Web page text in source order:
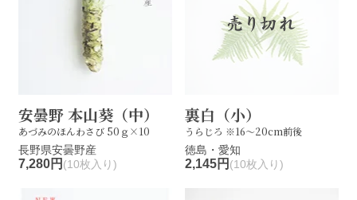
安曇野 本山葵（中）
あづみのほんわさび 50ｇ×10
長野県安曇野産
7,280円 (10枚入り)
裏白（小）
うらじろ ※16～20cm前後
徳島・愛知
2,145円 (10枚入り)